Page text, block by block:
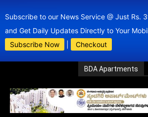
Subscribe to our News Service @ Just Rs.
and Get Daily Updates Directly to Your
Subscribe Now
Checkout
BDA Apartments